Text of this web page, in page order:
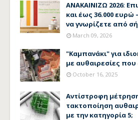
ΑΝΑΚΑΙΝΙΖΩ 2026:
και έως 36.000
να γνωρίζετε από
March 09, 2026
"Καμπανάκι" για
με αυθαιρεσίες που
October 16, 2025
Αντίστροφη
τακτοποίηση
με την κατηγορία 5;